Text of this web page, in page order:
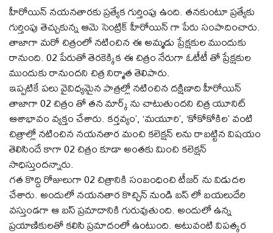
హీరోయిన్ నయనతారకు ప్రత్యేక గుర్తింపు ఉంది. తనకుంటూ ప్రత్యేకు
గుర్తింపు తెచ్చుకున్న ఆమె సెంట్రిక్ హీరోయిన్ గా పేరు సంపాదించారు.
తాజాగా మరో చిత్రంలో నటించిన ఈ అమ్మడు ప్రేక్షకుల ముందుకు
రానుంది. 02 పేరుతో తెరకెక్కిక ఈ చిత్రం నేరుగా ఓటీటీ తో ప్రేక్షకుల
ముందుకు రానుందని చిత్ర నిర్మాత తెలిపారు.
ఇప్పటికే పలు వైవిధ్యమైన పాత్రల్లో నటించిన దక్షిణాది హీరోయిన్
తాజాగా 02 చిత్రం తో తన మార్క్ ను చాటుతుందని చిత్ర యూనిట్
ఆశాభావం వ్యక్తం చేశారు. క‌ర్త‌వ్యం’, ‘మ‌యూరి’, ‘కోకోకోకిల’ వంటి
చిత్రాల్లో నటించిన నయనతార మంచి కలెక్షన్ లను రాబట్టిన విషయం
తెలిసిందే కాగా 02 చిత్రం కూడా అంతకు మించి కలెక్షన్
సాధిస్తుందన్నారు.
గత కొద్ది రోజులుగా 02 చిత్రానికి సంబంధించి టీజర్ ను విడుదల
చేశారు. అందులో నయనతార కొచ్చిన్ నుండి బస్ లో బయలుదేరి
వస్తుండగా ఆ బస్ ప్రమాదానికి గురువుతుంది. అందులో ఉన్న
ప్రయాణికులతో కలిసి ప్రమాదంలో ఉంటుంది. అటువంటి విపత్కర